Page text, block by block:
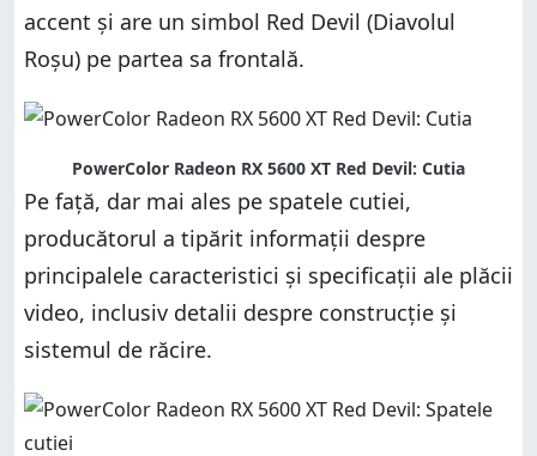
accent și are un simbol Red Devil (Diavolul
Roșu) pe partea sa frontală.
PowerColor Radeon RX 5600 XT Red Devil: Cutia
Pe față, dar mai ales pe spatele cutiei,
producătorul a tipărit informații despre
principalele caracteristici și specificații ale plăcii
video, inclusiv detalii despre construcție și
sistemul de răcire.